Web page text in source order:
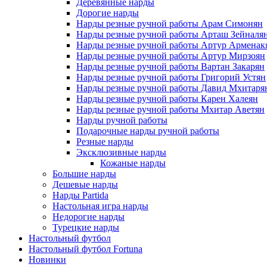
Деревянные нарды
Дорогие нарды
Нарды резные ручной работы Арам Симонян
Нарды резные ручной работы Арташ
Нарды резные ручной работы Артур
Нарды резные ручной работы Артур Мирзоян
Нарды резные ручной работы Вартан Закарян
Нарды резные ручной работы Григорий Устян
Нарды резные ручной работы Давид
Нарды резные ручной работы Карен Халеян
Нарды резные ручной работы Мхитар Аветян
Нарды ручной работы
Подарочные нарды ручной работы
Резные нарды
Эксклюзивные нарды
Кожаные нарды
Большие нарды
Дешевые нарды
Нарды Partida
Настольная игра нарды
Недорогие нарды
Турецкие нарды
Настольный футбол
Настольный футбол Fortuna
Новинки